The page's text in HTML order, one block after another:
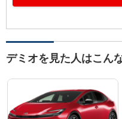
デミオを見た人はこん